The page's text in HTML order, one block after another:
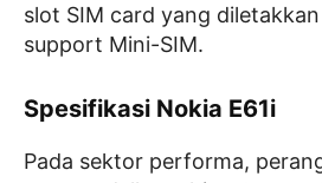
slot SIM card yang
support Mini-SIM.
Spesifikasi Nokia E61i
Pada sektor performa,